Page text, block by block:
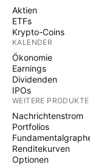
Aktien
ETFs
Krypto-Coins
KALENDER
Ökonomie
Earnings
Dividenden
IPOs
WEITERE PRODUKTE
Nachrichtenstrom
Portfolios
Renditekurven
Optionen